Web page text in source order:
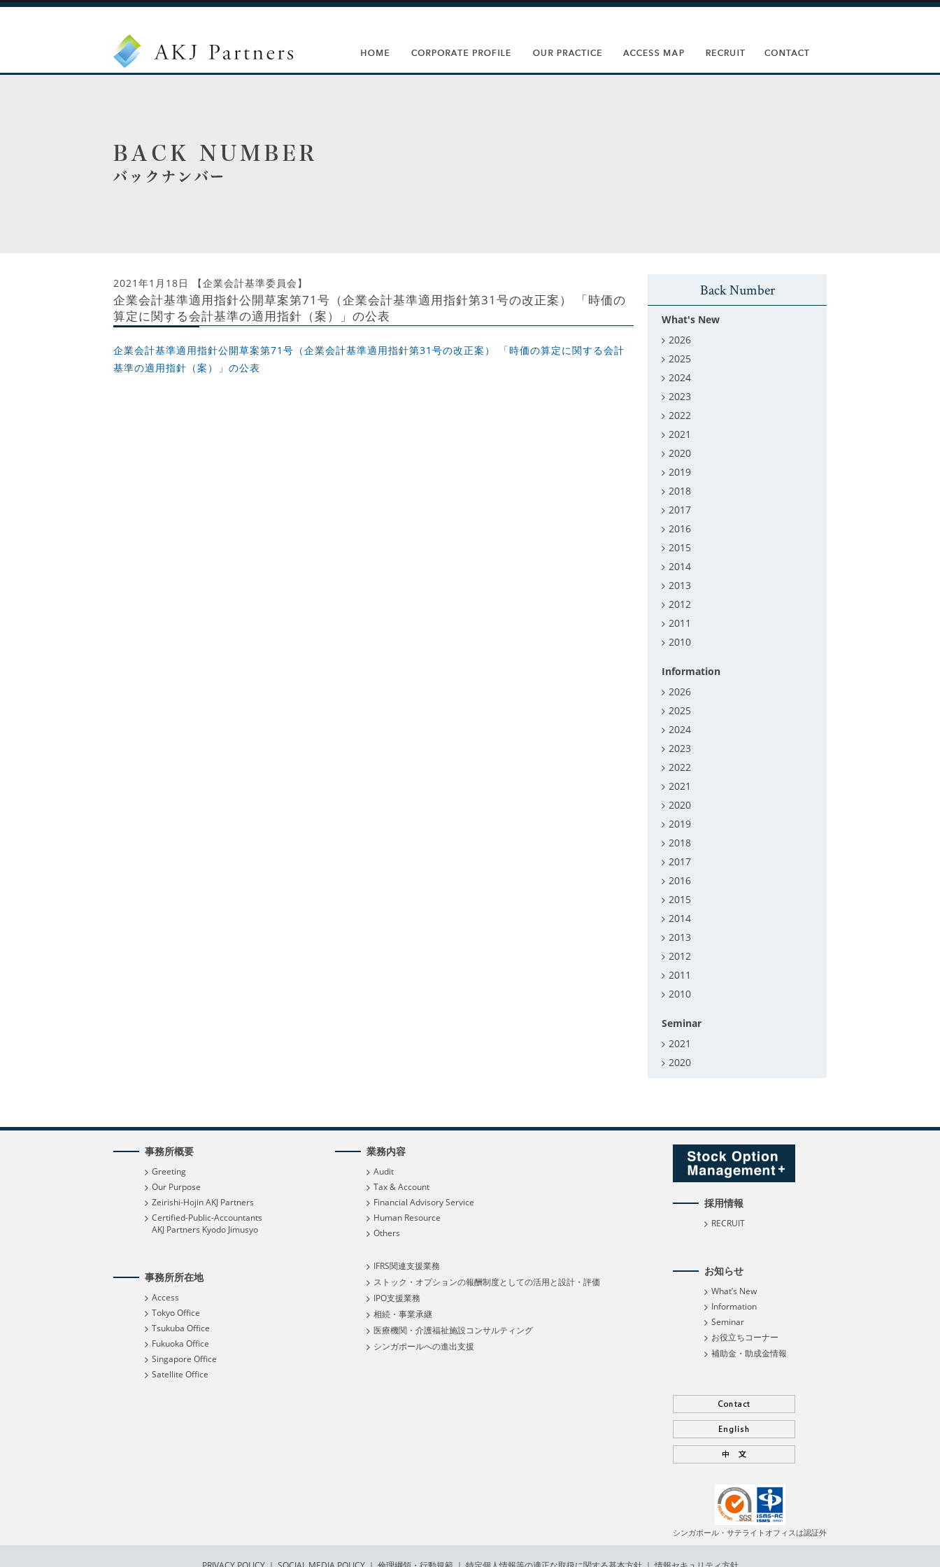
2021年1月18日 【企業会計基準委員会】
企業会計基準適用指針公開草案第71号（企業会計基準適用指針第31号の改正案） 「時価の
算定に関する会計基準の適用指針（案）」の公表
企業会計基準適用指針公開草案第71号（企業会計基準適用指針第31号の改正案） 「時価の算定に関する会計
基準の適用指針（案）」の公表
Back Number
What's New
2026
2025
2024
2023
2022
2021
2020
2019
2018
2017
2016
2015
2014
2013
2012
2011
2010
Information
2026
2025
2024
2023
2022
2021
2020
2019
2018
2017
2016
2015
2014
2013
2012
2011
2010
Seminar
2021
2020
事務所概要
Greeting
Our Purpose
Zeirishi-Hojin AKJ Partners
Certified-Public-Accountants
AKJ Partners Kyodo Jimusyo
事務所所在地
Access
Tokyo Office
Tsukuba Office
Fukuoka Office
Singapore Office
Satellite Office
業務内容
Audit
Tax & Account
Financial Advisory Service
Human Resource
Others
IFRS関連支援業務
ストック・オプションの報酬制度としての活用と設計・評価
IPO支援業務
相続・事業承継
医療機関・介護福祉施設コンサルティング
シンガポールへの進出支援
採用情報
RECRUIT
お知らせ
What’s New
Information
Seminar
お役立ちコーナー
補助金・助成金情報
シンガポール・サテライトオフィスは認証外